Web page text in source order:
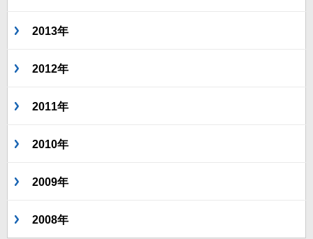
2013年
2012年
2011年
2010年
2009年
2008年